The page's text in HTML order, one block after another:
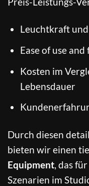
Leuchtkraft
Ease of use
Kosten im
Lebensdauer
Durch diesen
bieten wir einen
Equipment, das
Szenarien im